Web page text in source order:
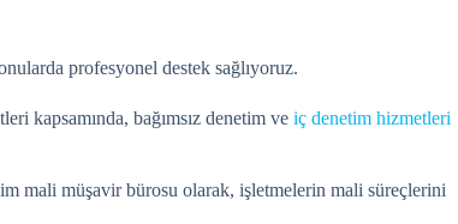
profesyonel destek sağlıyoruz.
kapsamında, bağımsız denetim ve iç denetim hizmetleri
mali müşavir bürosu olarak, işletmelerin mali süreçlerini